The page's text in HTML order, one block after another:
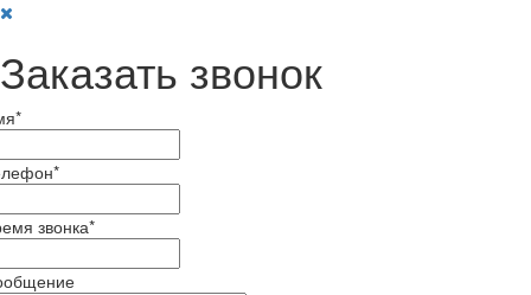
Заказать звонок
*
*
звонка*